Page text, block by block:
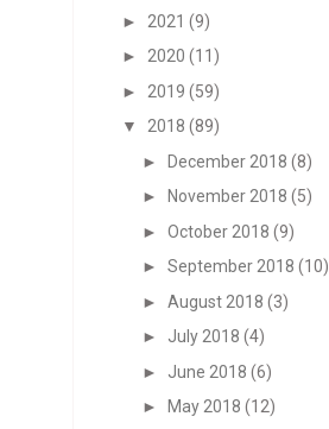
► 2021 (9)
► 2020 (11)
► 2019 (59)
▼
2018 (89)
► December 2018 (8)
►
November 2018 (5)
► October 2018 (9)
► September 2018 (10)
► August 2018 (3)
► July 2018 (4)
► June 2018 (6)
►
May 2018 (12)